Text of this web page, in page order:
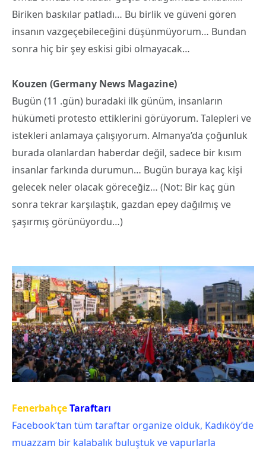
Biriken baskılar patladı… Bu birlik ve güveni gören
insanın vazgeçebileceğini düşünmüyorum… Bundan
sonra hiç bir şey eskisi gibi olmayacak…
Kouzen (Germany News Magazine)
Bugün (11 .gün) buradaki ilk günüm, insanların
hükümeti protesto ettiklerini görüyorum. Talepleri ve
istekleri anlamaya çalışıyorum. Almanya’da çoğunluk
burada olanlardan haberdar değil, sadece bir kısım
insanlar farkında durumun… Bugün buraya kaç kişi
gelecek neler olacak göreceğiz… (Not: Bir kaç gün
sonra tekrar karşılaştık, gazdan epey dağılmış ve
şaşırmış görünüyordu…)
FenerbahçeTaraftarı
Facebook’tan tüm taraftar organize olduk, Kadıköy’de
muazzam bir kalabalık buluştuk ve vapurlarla